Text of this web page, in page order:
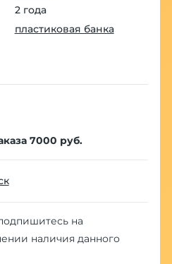
2 года
пластиковая банка
7000 руб.
на
наличия данного